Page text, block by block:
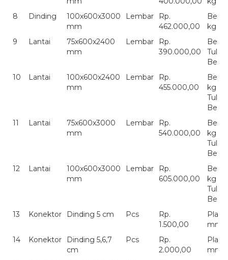
8
Dinding
100x600x3000
mm
Lembar
Rp.
462.000,00
Berat
kg
9
Lantai
75x600x2400
mm
Lembar
Rp.
390.000,00
Besi
10
Lantai
100x600x2400
mm
Lembar
Rp.
455.000,00
kg
Besi
11
Lantai
75x600x3000
mm
Lembar
Rp.
540.000,00
kg
Besi
12
Lantai
100x600x3000
mm
Lembar
Rp.
605.000,00
Berat
kg
Besi
13
Konektor Dinding 5 cm Pcs
Rp.
1.500,00
mm
14
Konektor
Dinding 5,6,7
cm
Pcs
Rp.
2.000,00
mm